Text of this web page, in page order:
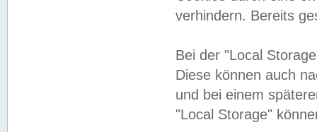
verhindern. Bereits
Bei der "Local
Diese können auch
und bei einem
"Local Storage"